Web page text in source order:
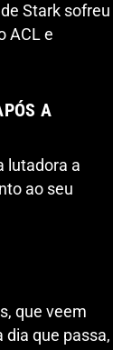
Stark sofreu
ACL e
A
lutadora a
ao seu
que veem
que passa,